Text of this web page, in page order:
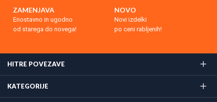
ZAMENJAVA
Enostavno in ugodno
od starega do novega!
NOVO
Novi izdelki
po ceni rabljenih!
HITRE POVEZAVE
KATEGORIJE